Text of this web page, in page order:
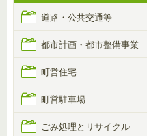
道路・公共交通等
都市計画・都市整備事業
町営住宅
町営駐車場
ごみ処理とリサイクル